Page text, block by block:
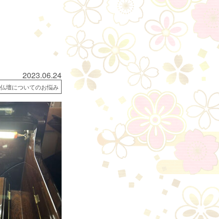
2023.06.24
仏壇についてのお悩み